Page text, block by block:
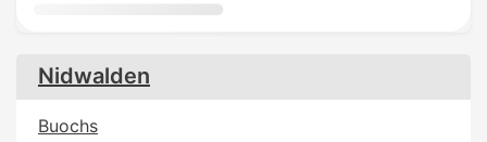
Nidwalden
Buochs